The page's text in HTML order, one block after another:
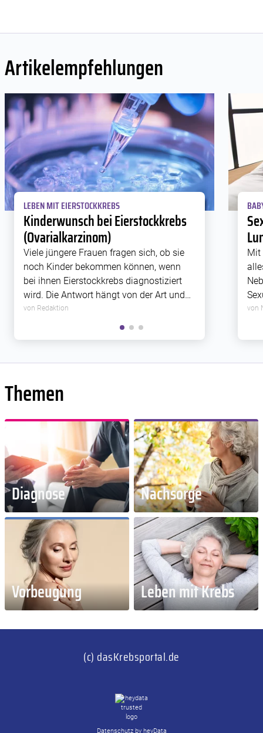
Artikelempfehlungen
LEBEN MIT EIERSTOCKKREBS
Kinderwunsch bei Eierstockkrebs
(Ovarialkarzinom)
Viele jüngere Frauen fragen sich, ob sie
noch Kinder bekommen können, wenn
bei ihnen Eierstockkrebs diagnostiziert
wird. Die Antwort hängt von der Art und
der Ausbreitung der Erkrankung ab. Das
Behandlungsteam muss genau prüfen,
ob es die Fruchtbarkeit trotz der
von Redaktion
Mit
von
Themen
Diagnose Nachsorge
Vorbeugung Leben mit Krebs
(c) dasKrebsportal.de
Datenschutz by heyData